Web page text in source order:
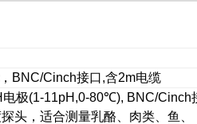
， BNC/Cinch接口,含2m电缆
电极(1-11pH,0-80℃), BNC/Cinch
头，适合测量乳酪、肉类、鱼、